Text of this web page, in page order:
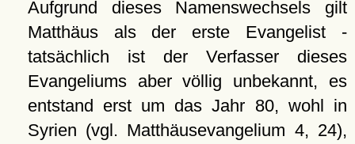
Aufgrund dieses Namenswechsels gilt
Matthäus als der erste Evangelist -
tatsächlich ist der Verfasser dieses
Evangeliums aber völlig unbekannt, es
entstand erst um das Jahr 80, wohl in
Syrien (vgl. Matthäusevangelium 4, 24),